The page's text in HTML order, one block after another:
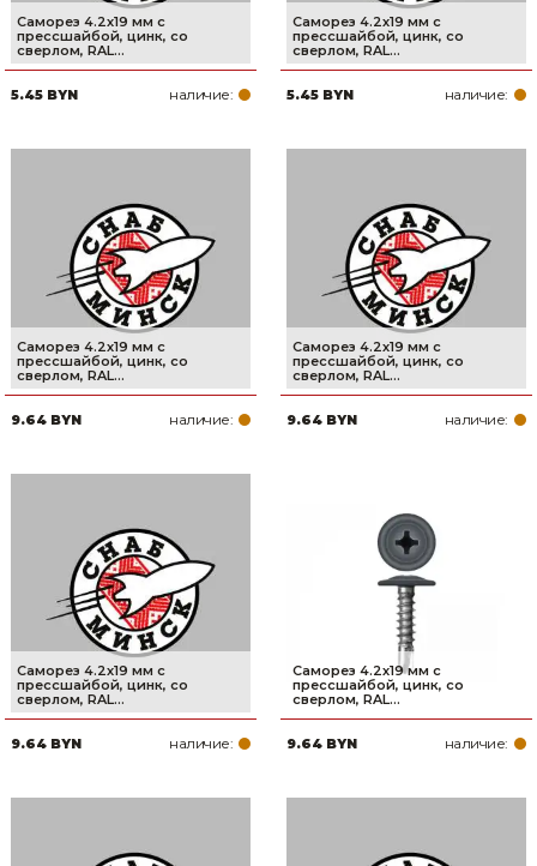
Саморез 4.2х19 мм с
прессшайбой, цинк, со
сверлом, RAL...
5.45 BYN наличие:
Саморез 4.2х19 мм с
прессшайбой, цинк, со
сверлом, RAL...
5.45 BYN наличие:
Саморез 4.2х19 мм с
прессшайбой, цинк, со
сверлом, RAL...
9.64 BYN наличие:
Саморез 4.2х19 мм с
прессшайбой, цинк, со
сверлом, RAL...
9.64 BYN наличие:
Саморез 4.2х19 мм с
прессшайбой, цинк, со
сверлом, RAL...
9.64 BYN наличие:
Саморез 4.2х19 мм с
прессшайбой, цинк, со
сверлом, RAL...
9.64 BYN наличие: